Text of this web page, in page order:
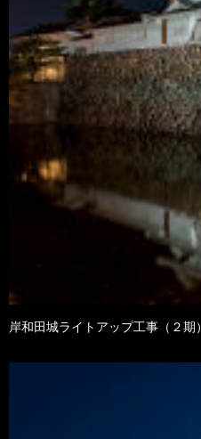
岸和田城ライトアップ工事（２期）